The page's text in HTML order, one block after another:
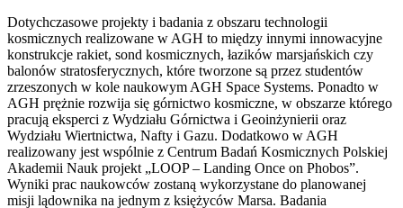
Dotychczasowe projekty i badania z obszaru technologii
kosmicznych realizowane w AGH to między innymi innowacyjne
konstrukcje rakiet, sond kosmicznych, łazików marsjańskich czy
balonów stratosferycznych, które tworzone są przez studentów
zrzeszonych w kole naukowym AGH Space Systems. Ponadto w
AGH prężnie rozwija się górnictwo kosmiczne, w obszarze którego
pracują eksperci z Wydziału Górnictwa i Geoinżynierii oraz
Wydziału Wiertnictwa, Nafty i Gazu. Dodatkowo w AGH
realizowany jest wspólnie z Centrum Badań Kosmicznych Polskiej
Akademii Nauk projekt „LOOP – Landing Once on Phobos”.
Wyniki prac naukowców zostaną wykorzystane do planowanej
misji lądownika na jednym z księżyców Marsa. Badania